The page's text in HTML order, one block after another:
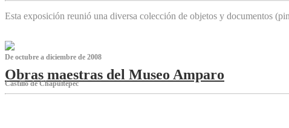
Esta exposición reunió una diversa colección de objetos y documentos
De octubre a diciembre de 2008
Obras maestras del Museo Amparo
Castillo de Chapultepec